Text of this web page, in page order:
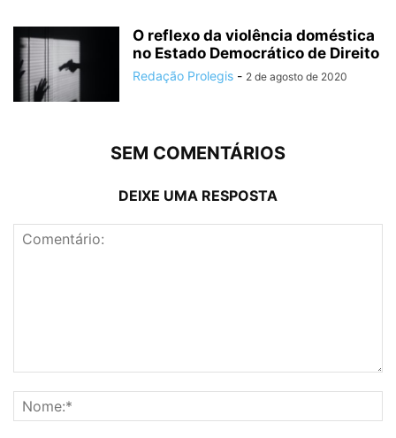
O reflexo da violência doméstica
no Estado Democrático de Direito
Redação Prolegis - 2 de agosto de 2020
SEM COMENTÁRIOS
DEIXE UMA RESPOSTA